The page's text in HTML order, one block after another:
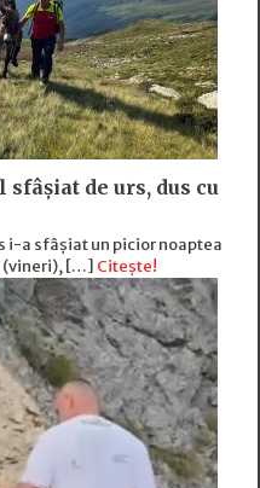
de urs, dus cu
i-a sfâșiat un picior noaptea
(vineri), […] Citește!